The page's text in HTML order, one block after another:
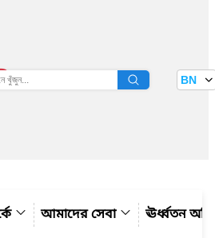
তথ্য বাতায়ন BN
আমাদের সেবা ঊর্ধ্বতন